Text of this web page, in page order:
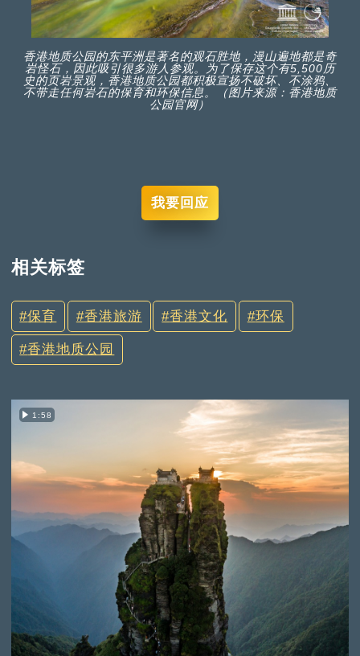
香港地质公园的东平洲是著名的观石胜地，漫山遍地都是奇
岩怪石，因此吸引很多游人参观。为了保存这个有5,500历
史的页岩景观，香港地质公园都积极宣扬不破坏、不涂鸦、
不带走任何岩石的保育和环保信息。（图片来源：香港地质
公园官网）
我要回应
相关标签
保育 香港旅游 香港文化 环保
香港地质公园
1:58